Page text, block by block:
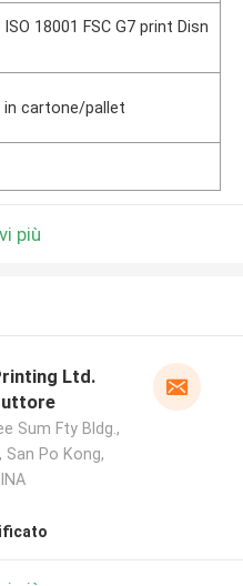
ISO 18001 FSC G7 print Disn
in cartone/pallet
più
Ltd.
Sum Fty Bldg.,
Po Kong,